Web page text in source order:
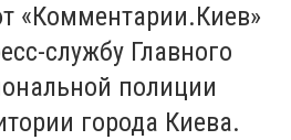
«Комментарии.Киев»
службу Главного
полиции
города Киева.